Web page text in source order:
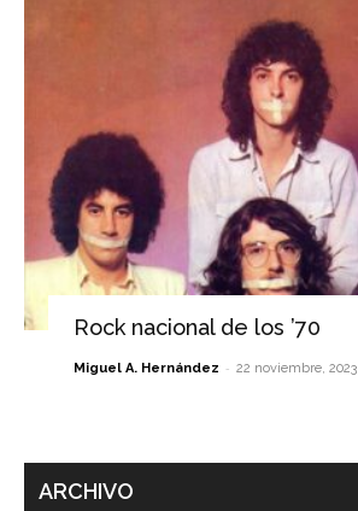
Rock nacional de los ’70
Miguel A. Hernández - 22 noviembre, 2023
ARCHIVO